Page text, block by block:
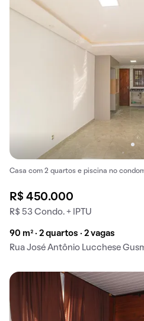
Casa com 2 quartos e piscina no
R$ 450.000
R$ 53 Condo. + IPTU
90 m² · 2 quartos · 2 vagas
Rua José Antônio Lucchese